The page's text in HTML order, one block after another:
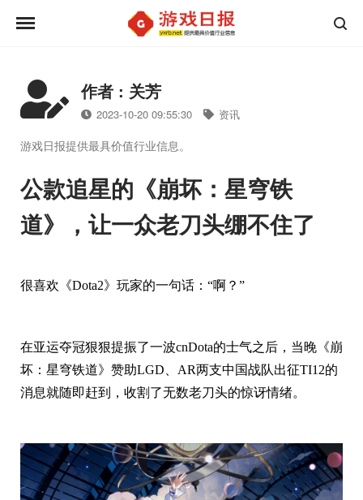
作者 : 关芳
2023-10-20 09:55:30 资讯
游戏日报提供最具价值行业信息。
公款追星的《崩坏：星穹铁
道》，让一众老刀头绷不住了
很喜欢《Dota2》玩家的一句话：“啊？”
在亚运夺冠狠狠提振了一波cnDota的士气之后，当晚《崩
坏：星穹铁道》赞助LGD、AR两支中国战队出征TI12的
消息就随即赶到，收割了无数老刀头的惊讶情绪。